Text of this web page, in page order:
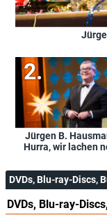
Jürgen B.
Hurra, wir lachen
DVDs, Blu-ray-Discs,
DVDs, Blu-ray-